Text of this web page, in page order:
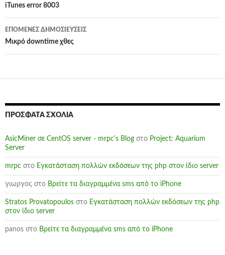
άρθρων
iTunes error 8003
ΕΠΌΜΕΝΕΣ ΔΗΜΟΣΙΕΎΣΕΙΣ
Μικρό downtime χθες
ΠΡΌΣΦΑΤΑ ΣΧΌΛΙΑ
AsicMiner σε CentOS server - mrpc's Blog στο Project: Aquarium
Server
mrpc στο Εγκατάσταση πολλών εκδόσεων της php στον ίδιο server
γιωργος στο Βρείτε τα διαγραμμένα sms από το iPhone
Stratos Provatopoulos στο Εγκατάσταση πολλών εκδόσεων της php
στον ίδιο server
panos στο Βρείτε τα διαγραμμένα sms από το iPhone